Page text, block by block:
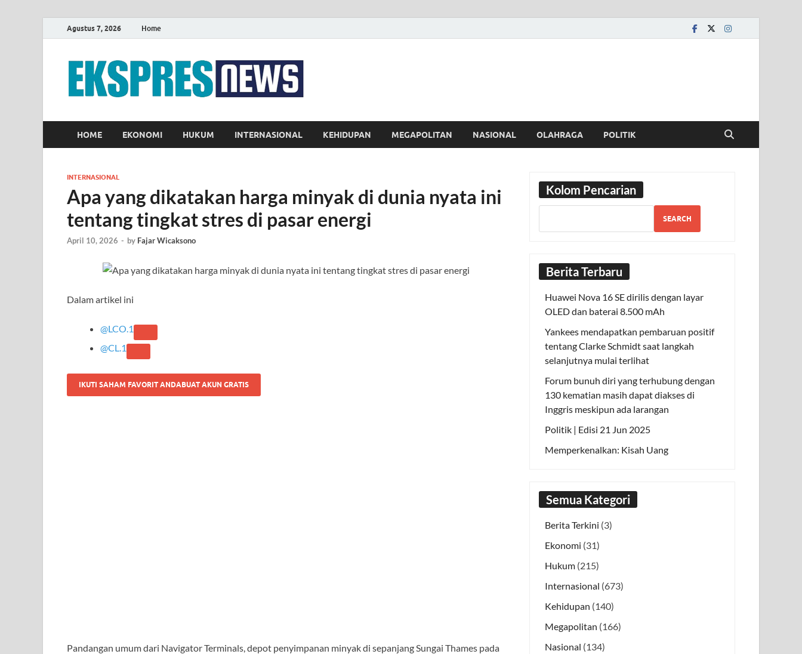
Agustus 7, 2026 Home
HOME EKONOMI HUKUM INTERNASIONAL KEHIDUPAN MEGAPOLITAN NASIONAL OLAHRAGA POLITIK
INTERNASIONAL
Apa yang dikatakan harga minyak di dunia nyata ini
tentang tingkat stres di pasar energi
April 10, 2026 - by Fajar Wicaksono
Dalam artikel ini
@LCO.1
@CL.1
IKUTI SAHAM FAVORIT ANDABUAT AKUN GRATIS
Pandangan umum dari Navigator Terminals, depot penyimpanan minyak di sepanjang Sungai Thames pada
Kolom Pencarian
SEARCH
Berita Terbaru
Huawei Nova 16 SE dirilis dengan layar
OLED dan baterai 8.500 mAh
Yankees mendapatkan pembaruan positif
tentang Clarke Schmidt saat langkah
selanjutnya mulai terlihat
Forum bunuh diri yang terhubung dengan
130 kematian masih dapat diakses di
Inggris meskipun ada larangan
Politik | Edisi 21 Jun 2025
Memperkenalkan: Kisah Uang
Semua Kategori
Berita Terkini (3)
Ekonomi (31)
Hukum (215)
Internasional (673)
Kehidupan (140)
Megapolitan (166)
Nasional (134)